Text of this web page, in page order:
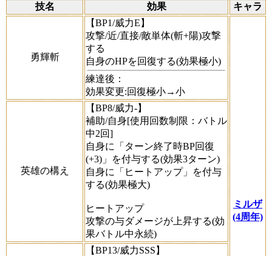
技名
効果 キャラ
勇輝斬
【BP1/威力E】
攻撃/近/直接/敵単体(斬+陽)攻撃
する
自身のHPを回復する(効果極小)
練達後：
効果変更:回復極小→小
ミルザ
(4周年)
英雄の構え
【BP8/威力-】
補助/自身[使用回数制限：バトル
中2回]
自身に「ターン終了時BP回復
(+3)」を付与する(効果3ターン)
自身に「ヒートアップ」を付与
する(効果極大)
ヒートアップ
攻撃の与ダメージが上昇する(効
果バトル中永続)
【BP13/威力SSS】